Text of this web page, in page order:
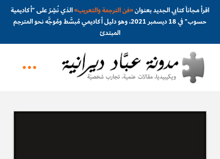
اقرأ مجاناً كتابي الجديد بعنوان«فن الترجمة والتعريب»الذي نُشِرَ على "أكاديمية
حسوب" في 18 ديسمبر 2021، وهو دليل أكاديمي مُبسَّط ومُوجَّه نحو المترجم
المبتدئ